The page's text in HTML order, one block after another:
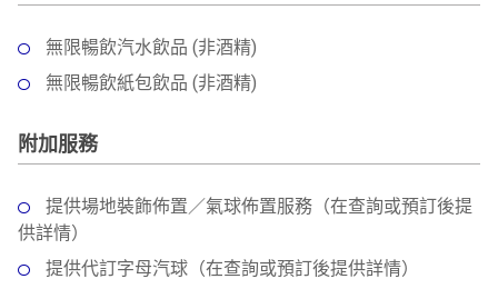
無限暢飲汽水飲品 (非酒精)
無限暢飲紙包飲品 (非酒精)
附加服務
提供場地裝飾佈置／氣球佈置服務（在查詢或預訂後提
供詳情）
提供代訂字母汽球（在查詢或預訂後提供詳情）